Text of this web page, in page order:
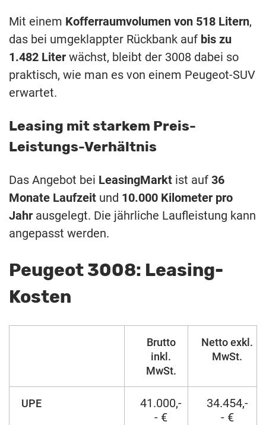
Mit einem Kofferraumvolumen von 518 Litern,
das bei umgeklappter Rückbank auf bis zu
1.482 Liter wächst, bleibt der 3008 dabei so
praktisch, wie man es von einem Peugeot-SUV
erwartet.
Leasing mit starkem Preis-
Leistungs-Verhältnis
Das Angebot bei LeasingMarkt ist auf 36
Monate Laufzeit und 10.000 Kilometer pro
Jahr ausgelegt. Die jährliche Laufleistung kann
angepasst werden.
Peugeot 3008: Leasing-
Kosten
Brutto
inkl.
MwSt.
Netto exkl.
MwSt.
UPE
41.000,-
- €
34.454,-
- €